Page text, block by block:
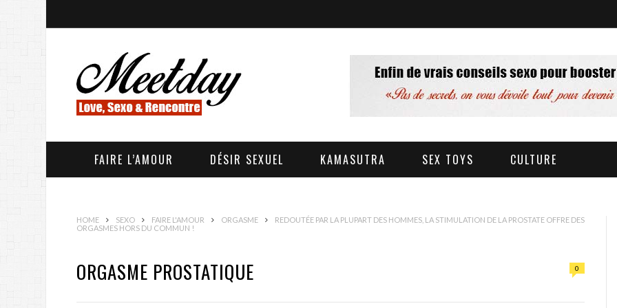
FAIRE L’AMOUR DÉSIR SEXUEL KAMASUTRA SEX TOYS CULTURE
HOME SEXO FAIRE L'AMOUR ORGASME
REDOUTÉE PAR LA PLUPART DES HOMMES, LA STIMULATION DE LA PROSTATE OFFRE DES
ORGASMES HORS DU COMMUN !
ORGASME PROSTATIQUE 0